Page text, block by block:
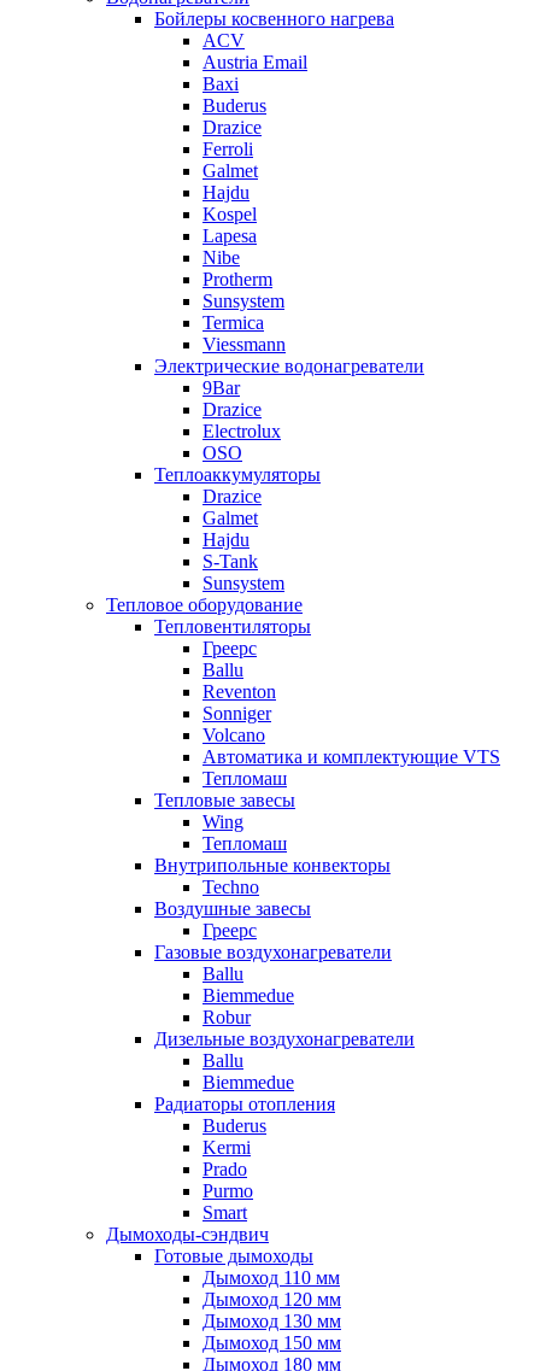
Бойлеры косвенного нагрева
ACV
Austria Email
Baxi
Buderus
Drazice
Ferroli
Galmet
Hajdu
Kospel
Lapesa
Nibe
Protherm
Sunsystem
Termica
Viessmann
Электрические водонагреватели
9Bar
Drazice
Electrolux
OSO
Теплоаккумуляторы
Drazice
Galmet
Hajdu
S-Tank
Sunsystem
Тепловое оборудование
Тепловентиляторы
Греерс
Ballu
Reventon
Sonniger
Volcano
Автоматика и комплектующие VTS
Тепломаш
Тепловые завесы
Wing
Тепломаш
Внутрипольные конвекторы
Techno
Воздушные завесы
Греерс
Газовые воздухонагреватели
Ballu
Biemmedue
Robur
Дизельные воздухонагреватели
Ballu
Biemmedue
Радиаторы отопления
Buderus
Kermi
Prado
Purmo
Smart
Дымоходы-сэндвич
Готовые дымоходы
Дымоход 110 мм
Дымоход 120 мм
Дымоход 130 мм
Дымоход 150 мм
Дымоход 180 мм